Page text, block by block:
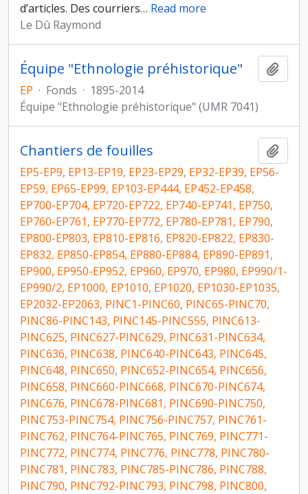
d’articles. Des courriers… Read more
Le Dû Raymond
Équipe "Ethnologie préhistorique"
EP · Fonds · 1895-2014
Équipe "Ethnologie préhistorique" (UMR 7041)
Chantiers de fouilles
EP5-EP9, EP13-EP19, EP23-EP29, EP32-EP39, EP56-
EP59, EP65-EP99, EP103-EP444, EP452-EP458,
EP700-EP704, EP720-EP722, EP740-EP741, EP750,
EP760-EP761, EP770-EP772, EP780-EP781, EP790,
EP800-EP803, EP810-EP816, EP820-EP822, EP830-
EP832, EP850-EP854, EP880-EP884, EP890-EP891,
EP900, EP950-EP952, EP960, EP970, EP980, EP990/1-
EP990/2, EP1000, EP1010, EP1020, EP1030-EP1035,
EP2032-EP2063, PINC1-PINC60, PINC65-PINC70,
PINC86-PINC143, PINC145-PINC555, PINC613-
PINC625, PINC627-PINC629, PINC631-PINC634,
PINC636, PINC638, PINC640-PINC643, PINC645,
PINC648, PINC650, PINC652-PINC654, PINC656,
PINC658, PINC660-PINC668, PINC670-PINC674,
PINC676, PINC678-PINC681, PINC690-PINC750,
PINC753-PINC754, PINC756-PINC757, PINC761-
PINC762, PINC764-PINC765, PINC769, PINC771-
PINC772, PINC774, PINC776, PINC778, PINC780-
PINC781, PINC783, PINC785-PINC786, PINC788,
PINC790, PINC792-PINC793, PINC798, PINC800,